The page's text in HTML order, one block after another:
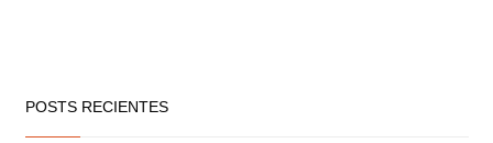
POSTS RECIENTES